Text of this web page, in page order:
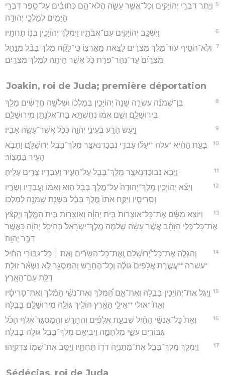
5 וְיֶ֛תֶר דִּבְרֵ֥י יְהוֹיָקִ֖ים וְכָל־אֲשֶׁ֣ר עָשָׂ֑ה הֲלֹא־הֵ֣ם כְּתוּבִ֗ים עַל־סֵ֛פֶר דִּבְרֵ֥י
הַיָּמִ֖ים לְמַלְכֵ֥י יְהוּדָֽה׃
6 וַיִּשְׁכַּ֥ב יְהוֹיָקִ֖ים עִם־אֲבֹתָ֑יו וַיִּמְלֹ֛ךְ יְהוֹיָכִ֥ין בְּנ֖וֹ תַּחְתָּֽיו׃
7
וְלֹֽא־הֹסִ֥יף עוֹד֙ מֶ֣לֶךְ מִצְרַ֔יִם לָצֵ֖את מֵֽאַרְצ֑וֹ כִּֽי־לָקַ֞ח מֶ֣לֶךְ בָּבֶ֗ל מִנַּ֤חַל
מִצְרַ֙יִם֙ עַד־נְהַר־פְּרָ֔ת כֹּ֛ל אֲשֶׁ֥ר הָיְתָ֖ה לְמֶ֥לֶךְ מִצְרָֽיִם׃
Joakin, roi de Juda; première déportation
8
בֶּן־שְׁמֹנֶ֨ה עֶשְׂרֵ֤ה שָׁנָה֙ יְהוֹיָכִ֣ין בְּמָלְכ֔וֹ וּשְׁלֹשָׁ֣ה חֳדָשִׁ֔ים מָלַ֖ךְ
בִּירוּשָׁלִָ֑ם וְשֵׁ֣ם אִמּ֔וֹ נְחֻשְׁתָּ֥א בַת־אֶלְנָתָ֖ן מִירוּשָׁלִָֽם׃
9 וַיַּ֥עַשׂ הָרַ֖ע בְּעֵינֵ֣י יְהוָ֑ה כְּכֹ֥ל אֲשֶׁר־עָשָׂ֖ה אָבִֽיו׃
10
בָּעֵ֣ת הַהִ֔יא *עלה **עָל֗וּ עַבְדֵ֛י נְבֻכַדְנֶאצַּ֥ר מֶֽלֶךְ־בָּבֶ֖ל יְרוּשָׁלִָ֑ם וַתָּבֹ֥א
הָעִ֖יר בַּמָּצֽוֹר׃
11 וַיָּבֹ֛א נְבוּכַדְנֶאצַּ֥ר מֶֽלֶךְ־בָּבֶ֖ל עַל־הָעִ֑יר וַעֲבָדָ֖יו צָרִ֥ים עָלֶֽיהָ׃
12
וַיֵּצֵ֞א יְהוֹיָכִ֤ין מֶֽלֶךְ־יְהוּדָה֙ עַל־מֶ֣לֶךְ בָּבֶ֔ל ה֣וּא וְאִמּ֔וֹ וַעֲבָדָ֖יו וְשָׂרָ֣יו
וְסָֽרִיסָ֑יו וַיִּקַּ֤ח אֹתוֹ֙ מֶ֣לֶךְ בָּבֶ֔ל בִּשְׁנַ֥ת שְׁמֹנֶ֖ה לְמָלְכֽוֹ׃
13
וַיּוֹצֵ֣א מִשָּׁ֗ם אֶת־כָּל־אוֹצְרוֹת֙ בֵּ֣ית יְהוָ֔ה וְאֽוֹצְר֖וֹת בֵּ֣ית הַמֶּ֑לֶךְ וַיְקַצֵּ֞ץ
אֶת־כָּל־כְּלֵ֣י הַזָּהָ֗ב אֲשֶׁ֨ר עָשָׂ֜ה שְׁלֹמֹ֤ה מֶֽלֶךְ־יִשְׂרָאֵל֙ בְּהֵיכַ֣ל יְהוָ֔ה כַּֽאֲשֶׁ֖ר
דִּבֶּ֥ר יְהוָֽה׃
14
וְהִגְלָ֣ה אֶת־כָּל־יְ֠רוּשָׁלִַם וְֽאֶת־כָּל־הַשָּׂרִ֞ים וְאֵ֣ת ׀ כָּל־גִּבּוֹרֵ֣י הַחַ֗יִל
*עשרה **עֲשֶׂ֤רֶת אֲלָפִים֙ גּוֹלֶ֔ה וְכָל־הֶחָרָ֖שׁ וְהַמַּסְגֵּ֑ר לֹ֣א נִשְׁאַ֔ר זוּלַ֖ת
דַּלַּ֥ת עַם־הָאָֽרֶץ׃
15 וַיֶּ֥גֶל אֶת־יְהוֹיָכִ֖ין בָּבֶ֑לָה וְאֶת־אֵ֣ם הַ֠מֶּלֶךְ וְאֶת־נְשֵׁ֨י הַמֶּ֜לֶךְ וְאֶת־סָרִיסָ֗יו
וְאֵת֙ *אולי **אֵילֵ֣י הָאָ֔רֶץ הוֹלִ֛יךְ גּוֹלָ֥ה מִירוּשָׁלִַ֖ם בָּבֶֽלָה׃
16
וְאֵת֩ כָּל־אַנְשֵׁ֨י הַחַ֜יִל שִׁבְעַ֣ת אֲלָפִ֗ים וְהֶחָרָ֤שׁ וְהַמַּסְגֵּר֙ אֶ֔לֶף הַכֹּ֕ל
גִּבּוֹרִ֖ים עֹשֵׂ֣י מִלְחָמָ֑ה וַיְבִיאֵ֧ם מֶֽלֶךְ־בָּבֶ֛ל גּוֹלָ֖ה בָּבֶֽלָה׃
17 וַיַּמְלֵ֧ךְ מֶֽלֶךְ־בָּבֶ֛ל אֶת־מַתַּנְיָ֥ה דֹד֖וֹ תַּחְתָּ֑יו וַיַּסֵּ֥ב אֶת־שְׁמ֖וֹ צִדְקִיָּֽהוּ׃
Sédécias, roi de Juda